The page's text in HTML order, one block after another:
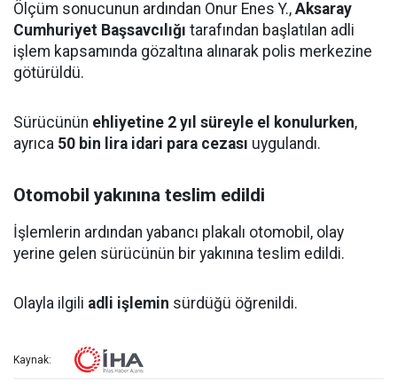
Ölçüm sonucunun ardından Onur Enes Y., Aksaray
Cumhuriyet Başsavcılığı tarafından başlatılan adli
işlem kapsamında gözaltına alınarak polis merkezine
götürüldü.
Sürücünün ehliyetine 2 yıl süreyle el konulurken,
ayrıca 50 bin lira idari para cezası uygulandı.
Otomobil yakınına teslim edildi
İşlemlerin ardından yabancı plakalı otomobil, olay
yerine gelen sürücünün bir yakınına teslim edildi.
Olayla ilgili adli işlemin sürdüğü öğrenildi.
Kaynak: